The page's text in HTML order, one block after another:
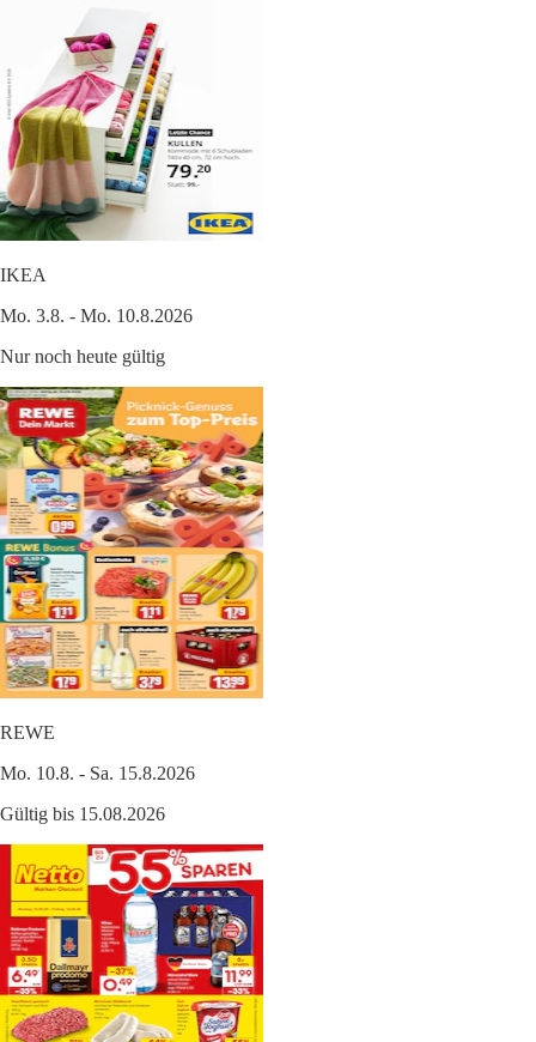
IKEA
Mo. 3.8. - Mo. 10.8.2026
Nur noch heute gültig
REWE
Mo. 10.8. - Sa. 15.8.2026
Gültig bis 15.08.2026